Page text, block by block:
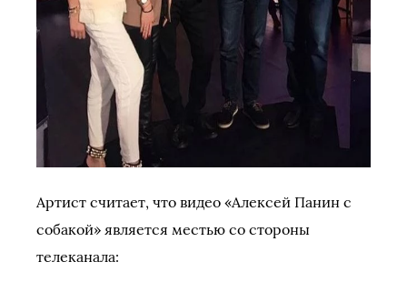
Артист считает, что видео «Алексей Панин с
собакой» является местью со стороны
телеканала: